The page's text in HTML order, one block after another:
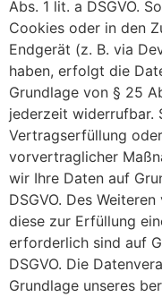
Abs. 1 lit. a DSGVO.
Cookies oder in den
Endgerät (z. B. via
haben, erfolgt die
Grundlage von § 25
jederzeit widerrufbar.
Vertragserfüllung
vorvertraglicher
wir Ihre Daten auf
DSGVO. Des
diese zur Erfüllung
erforderlich sind auf
DSGVO. Die
Grundlage unseres